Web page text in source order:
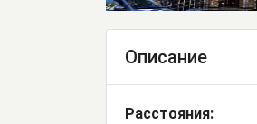
Описание
Расстояния: